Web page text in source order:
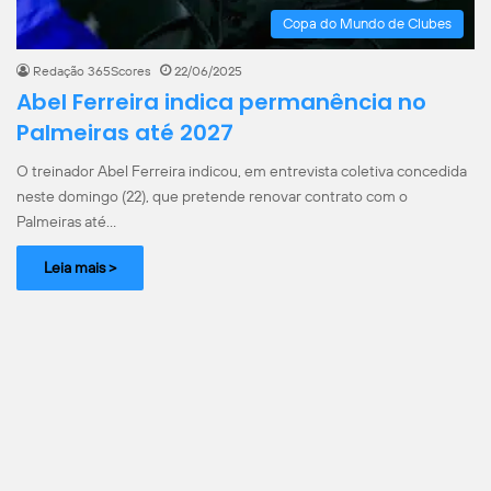
Copa do Mundo de Clubes
Redação 365Scores 22/06/2025
Abel Ferreira indica permanência no
Palmeiras até 2027
O treinador Abel Ferreira indicou, em entrevista coletiva concedida
neste domingo (22), que pretende renovar contrato com o
Palmeiras até…
Leia mais >